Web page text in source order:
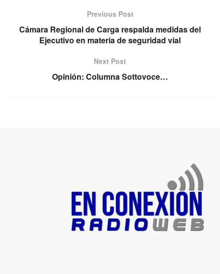
Previous Post
Cámara Regional de Carga respalda medidas del
Ejecutivo en materia de seguridad vial
Next Post
Opinión: Columna Sottovoce…